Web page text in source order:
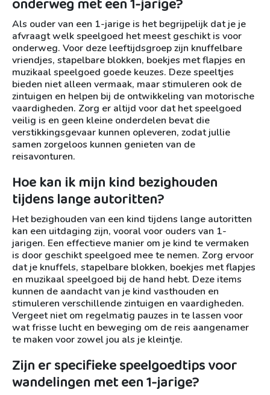
onderweg met een 1-jarige?
Als ouder van een 1-jarige is het begrijpelijk dat je je
afvraagt welk speelgoed het meest geschikt is voor
onderweg. Voor deze leeftijdsgroep zijn knuffelbare
vriendjes, stapelbare blokken, boekjes met flapjes en
muzikaal speelgoed goede keuzes. Deze speeltjes
bieden niet alleen vermaak, maar stimuleren ook de
zintuigen en helpen bij de ontwikkeling van motorische
vaardigheden. Zorg er altijd voor dat het speelgoed
veilig is en geen kleine onderdelen bevat die
verstikkingsgevaar kunnen opleveren, zodat jullie
samen zorgeloos kunnen genieten van de
reisavonturen.
Hoe kan ik mijn kind bezighouden
tijdens lange autoritten?
Het bezighouden van een kind tijdens lange autoritten
kan een uitdaging zijn, vooral voor ouders van 1-
jarigen. Een effectieve manier om je kind te vermaken
is door geschikt speelgoed mee te nemen. Zorg ervoor
dat je knuffels, stapelbare blokken, boekjes met flapjes
en muzikaal speelgoed bij de hand hebt. Deze items
kunnen de aandacht van je kind vasthouden en
stimuleren verschillende zintuigen en vaardigheden.
Vergeet niet om regelmatig pauzes in te lassen voor
wat frisse lucht en beweging om de reis aangenamer
te maken voor zowel jou als je kleintje.
Zijn er specifieke speelgoedtips voor
wandelingen met een 1-jarige?